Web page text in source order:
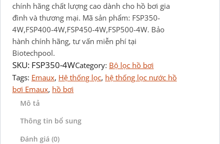
chính hãng chất lượng cao dành cho hồ bơi gia
đình và thương mại. Mã sản phẩm: FSP350-
4W,FSP400-4W,FSP450-4W,FSP500-4W. Bảo
hành chính hãng, tư vấn miễn phí tại
Biotechpool.
SKU: FSP350-4WCategory: Bộ lọc hồ bơi
Tags: Emaux, Hệ thống lọc, hệ thống lọc nước hồ
bơi Emaux, hồ bơi
Mô tả
Thông tin bổ sung
Đánh giá (0)